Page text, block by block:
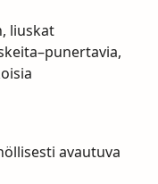
liuskat
avautuva